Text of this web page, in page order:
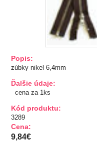
Bižutérny kútik
Burda strihy
Dekorácie
Doplnky
Brošne, odznaky
Prívesky
Popis:
zúbky nikel 6,4mm
Ďalšie údaje:
cena za 1ks
Kód produktu:
3289
Cena:
9,84€